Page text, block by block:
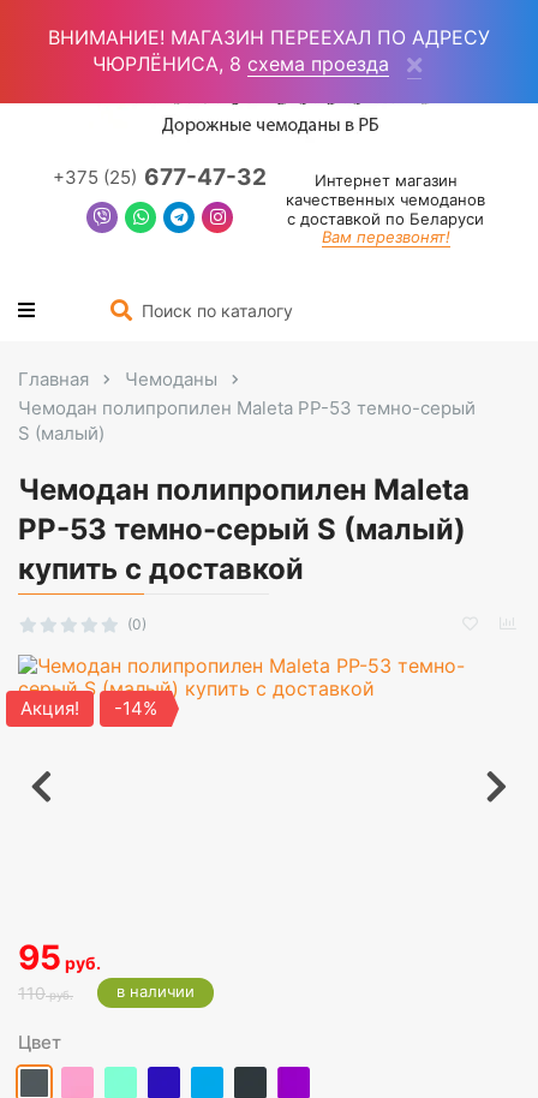
+375 (25) 677-47-32
Интернет магазин
качественных чемоданов
с доставкой по Беларуси
Вам перезвонят!
Главная
Чемоданы
Чемодан полипропилен Maleta PP-53 темно-серый
S (малый)
Чемодан полипропилен Maleta
PP-53 темно-серый S (малый)
купить с доставкой
(0)
Акция! -14%
95 руб.
110руб. в наличии
Цвет
ВНИМАНИЕ! МАГАЗИН ПЕРЕЕХАЛ ПО АДРЕСУ
ЧЮРЛЁНИСА, 8 схема проезда